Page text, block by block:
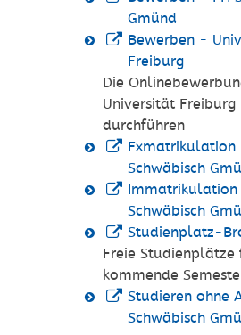
Gmünd
Bewerben -
Freiburg
Die
Universität Freiburg
durchführen
Exmatrikulation
Schwäbisch
Immatrikulation
Schwäbisch
Studienplatz-
Freie Studienplätze
kommende
Studieren ohne
Schwäbisch